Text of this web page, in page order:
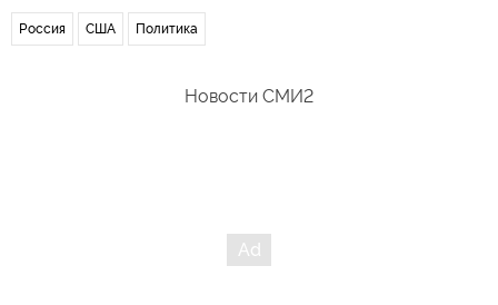
Россия США Политика
Новости СМИ2